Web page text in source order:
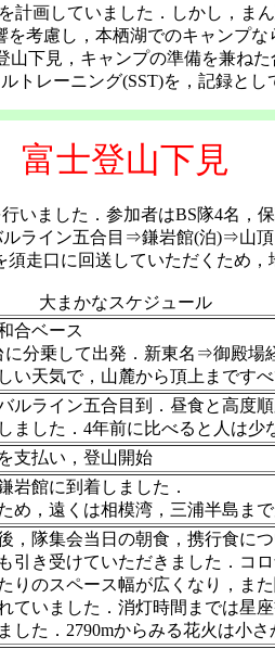
計画していました．しかし，ま
考慮し，本栖湖でのキャンプな
山下見，キャンプの準備を兼ね
トレーニング(SST)を，記録とし
富士登山下見
いました．参加者はBS隊4名，
ルライン五合目⇒鎌岩館(泊)⇒山
須走口に回送していただくため，
大まかなスケジュール
合ベース
分乗して出発．新東名⇒御殿場
い天気で，山麓から頂上まです
ルライン五合目到．昼食と高度
ました．4年前に比べると人は少
支払い，登山開始
岩館に到着しました．
め，遠くは相模湾，三浦半島まで
，隊集会当日の朝食，携行食につ
引き受けていただきました．コロ
りのスペース幅が広くなり，ま
ていました．消灯時間までは星
した．2790mからみる花火は小さ